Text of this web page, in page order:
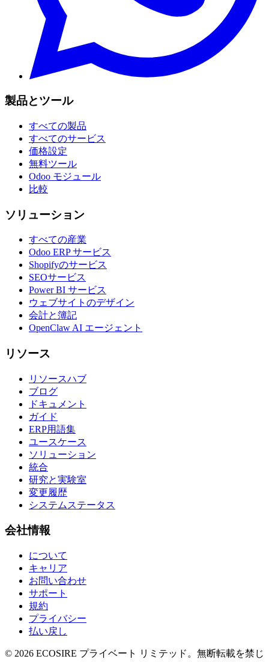
製品とツール
すべての製品
すべてのサービス
価格設定
無料ツール
Odoo モジュール
比較
ソリューション
すべての産業
Odoo ERP サービス
Shopifyのサービス
SEOサービス
Power BI サービス
ウェブサイトのデザイン
会計と簿記
OpenClaw AI エージェント
リソース
リソースハブ
ブログ
ドキュメント
ガイド
ERP用語集
ユースケース
ソリューション
統合
研究と実験室
変更履歴
システムステータス
会社情報
について
キャリア
お問い合わせ
サポート
規約
プライバシー
払い戻し
© 2026 ECOSIRE プライベート リミテッド。無断転載を禁じ